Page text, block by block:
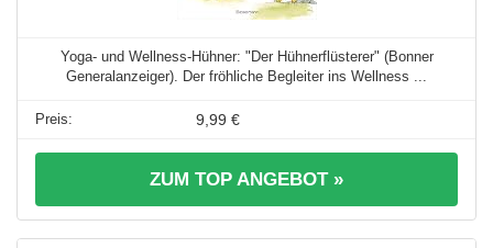
Yoga- und Wellness-Hühner: "Der Hühnerflüsterer" (Bonner
Generalanzeiger). Der fröhliche Begleiter ins Wellness ...
9,99 €
ZUM TOP ANGEBOT »